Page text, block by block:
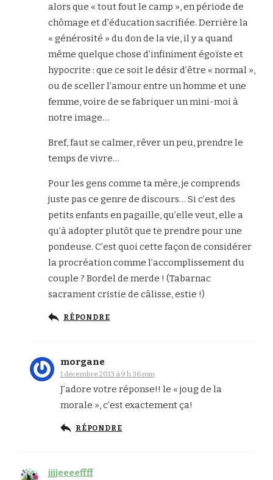
alors que « tout fout le camp », en période de
chômage et d’éducation sacrifiée. Derrière la
« générosité » du don de la vie, il y a quand
même quelque chose d’infiniment égoïste et
hypocrite : que ce soit le désir d’être « normal »,
ou de sceller l’amour entre un homme et une
femme, voire de se fabriquer un mini-moi à
notre image…
Bref, faut se calmer, rêver un peu, prendre le
temps de vivre…
Pour les gens comme ta mère, je comprends
juste pas ce genre de discours… Si c’est des
petits enfants en pagaille, qu’elle veut, elle a
qu’à adopter plutôt que te prendre pour une
pondeuse. C’est quoi cette façon de considérer
la procréation comme l’accomplissement du
couple ? Bordel de merde ! (Tabarnac
sacrament cristie de câlisse, estie !)
RÉPONDRE
morgane
1 décembre 2013 à 9 h 36 min
J’adore votre réponse!! le « joug de la
morale », c’est exactement ça!
RÉPONDRE
jjjjeeeeffff